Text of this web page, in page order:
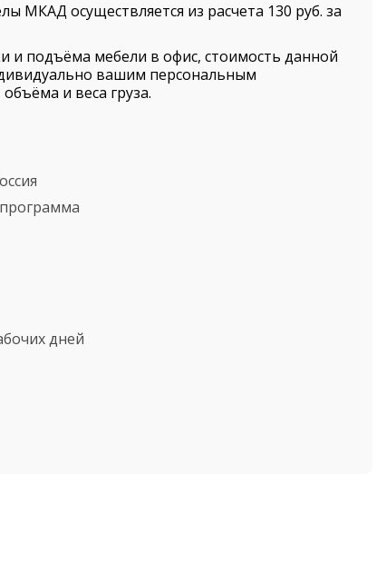
МКАД осуществляется из расчета 130 руб. за
и подъёма мебели в офис, стоимость данной
вашим персональным
и веса груза.
дней